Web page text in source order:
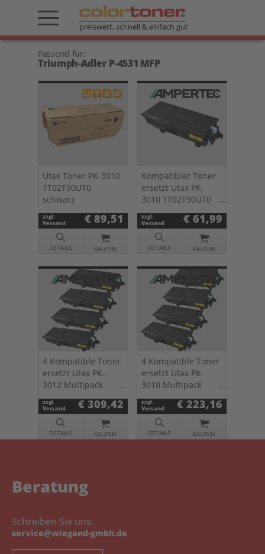
preiswert, schnell & einfach gut
Passend für:
Triumph-Adler P-4531 MFP
Utax Toner PK-3010
1T02T90UT0
schwarz
zzgl.
Versand
€ 89,51
DETAILS KAUFEN
Kompatibler Toner
ersetzt Utax PK-
3010 1T02T90UT0
schwarz
zzgl.
Versand
€ 61,99
DETAILS KAUFEN
4 Kompatible Toner
ersetzt Utax PK-
3012 Multipack
schwarz
zzgl.
Versand
€ 309,42
DETAILS KAUFEN
4 Kompatible Toner
ersetzt Utax PK-
3010 Multipack
schwarz
zzgl.
Versand
€ 223,16
DETAILS KAUFEN
Beratung
Schreiben Sie uns:
service@wiegand-gmbh.de